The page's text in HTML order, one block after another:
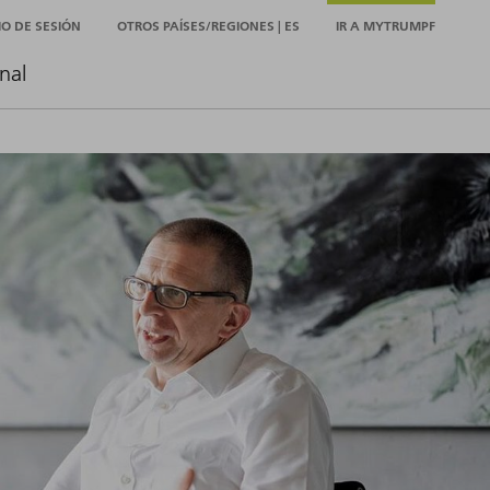
DE SESIÓN OTROS PAÍSES/REGIONES | ES IR A MYTRUMPF